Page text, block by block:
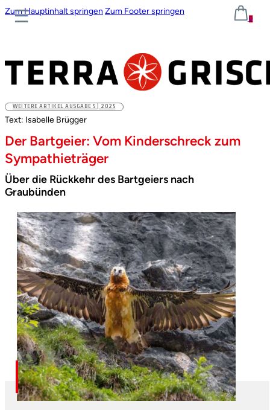
Zum Hauptinhalt springen Zum Footer springen
0
WEITERE ARTIKEL AUSGABE 5 | 2025
Text: Isabelle Brügger
Der Bartgeier: Vom Kinderschreck zum
Sympathieträger
Über die Rückkehr des Bartgeiers nach
Graubünden